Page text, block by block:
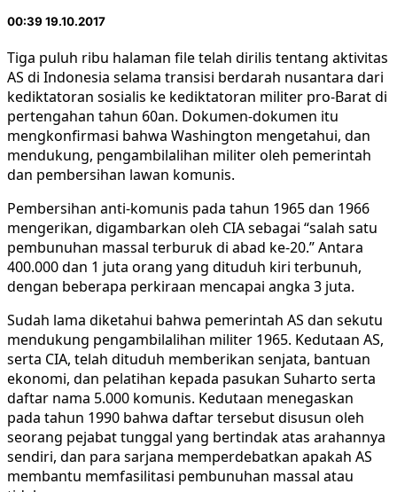
00:39 19.10.2017
Tiga puluh ribu halaman file telah dirilis tentang aktivitas
AS di Indonesia selama transisi berdarah nusantara dari
kediktatoran sosialis ke kediktatoran militer pro-Barat di
pertengahan tahun 60an. Dokumen-dokumen itu
mengkonfirmasi bahwa Washington mengetahui, dan
mendukung, pengambilalihan militer oleh pemerintah
dan pembersihan lawan komunis.
Pembersihan anti-komunis pada tahun 1965 dan 1966
mengerikan, digambarkan oleh CIA sebagai “salah satu
pembunuhan massal terburuk di abad ke-20.” Antara
400.000 dan 1 juta orang yang dituduh kiri terbunuh,
dengan beberapa perkiraan mencapai angka 3 juta.
Sudah lama diketahui bahwa pemerintah AS dan sekutu
mendukung pengambilalihan militer 1965. Kedutaan AS,
serta CIA, telah dituduh memberikan senjata, bantuan
ekonomi, dan pelatihan kepada pasukan Suharto serta
daftar nama 5.000 komunis. Kedutaan menegaskan
pada tahun 1990 bahwa daftar tersebut disusun oleh
seorang pejabat tunggal yang bertindak atas arahannya
sendiri, dan para sarjana memperdebatkan apakah AS
membantu memfasilitasi pembunuhan massal atau